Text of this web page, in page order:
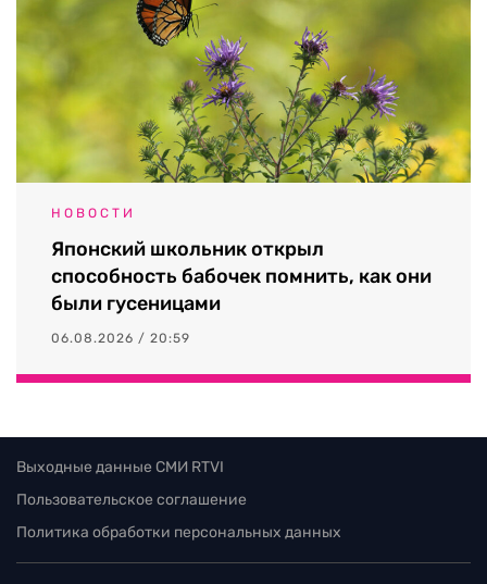
НОВОСТИ
Японский школьник открыл
способность бабочек помнить, как они
были гусеницами
06.08.2026 / 20:59
Выходные данные СМИ RTVI
Пользовательское соглашение
Политика обработки персональных данных